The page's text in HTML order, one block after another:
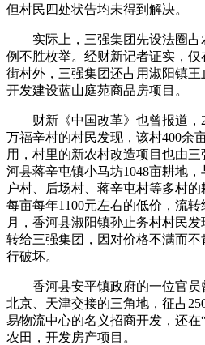
但村民四处状告均未得到解决。
实际上，三强集团先设法圈占
例不胜枚举。经财新记者证实，
街村外，三强集团还占用淑阳镇
开发建设蓝山庭苑商品房项目。
财新《中国改革》也曾报道，
万福辛村的村民发现，该村400余
用，村里的新农村改造项目也由
河县蒋辛屯镇小马坊1048亩耕地
户村、后场村、蒋辛屯村等多村
每亩每年1100元左右的低价，流
月，香河县淑阳镇孙止务村村民
转给三强集团，因对价格不满而
行破坏。
香河县安平镇政府的一位官员
北京、天津交接的三角地，征占
易物流中心的名义招商开发，还
农田，开发房产项目。